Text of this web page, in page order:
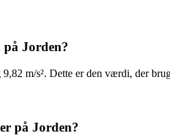
på Jorden?
m/s². Dette er den værdi, der
på Jorden?